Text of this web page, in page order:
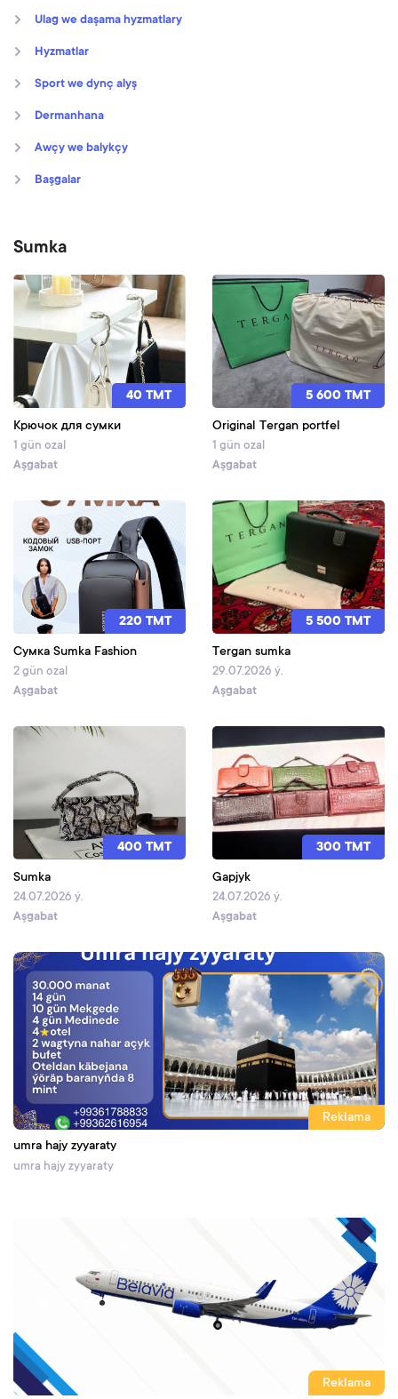
Ulag we daşama hyzmatlary
Hyzmatlar
Sport we dynç alyş
Dermanhana
Awçy we balykçy
Başgalar
Sumka
40 TMT
Крючок для сумки
1 gün ozal
Aşgabat
5 600 TMT
Original Tergan portfel
1 gün ozal
Aşgabat
220 TMT
Cyмка Sumka Fashion
2 gün ozal
Aşgabat
5 500 TMT
Tergan sumka
29.07.2026 ý.
Aşgabat
400 TMT
Sumka
24.07.2026 ý.
Aşgabat
300 TMT
Gapjyk
24.07.2026 ý.
Aşgabat
Reklama
umra hajy zyyaraty
umra hajy zyyaraty
Reklama